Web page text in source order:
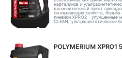
нафталинов и
дополнительный пакет
смазывающих свойств, борьба
линейки XPRO2 - улучшенные
CLEAN, ультрасинтетическое
POLYMERIUM XPRO1